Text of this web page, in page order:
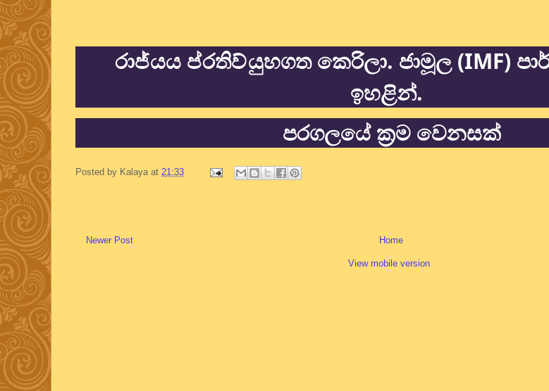
රාජ්යය ප්රතිව්යුහගත කෙරිලා. ජාමූල (IMF)
ඉහළින්.
පරගලයේ ක්‍රම වෙනසක්
Posted by Kalaya at 21:33
Newer Post Home
View mobile version